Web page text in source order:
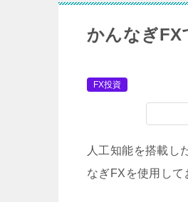
かんなぎFX
FX投資
人工知能を搭載し
なぎFXを使用して